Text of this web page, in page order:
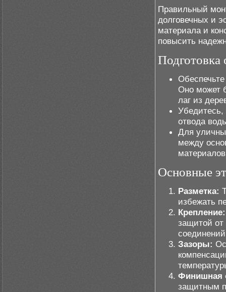
Правильный
долговечных и
материала и
повысить
Подготовка
Оно может
лаг из
Убедитесь,
отвода
Для
между
Основные
Разметка:
избежать
Крепление:
защитой от
Зазоры:
Финишная
защитным